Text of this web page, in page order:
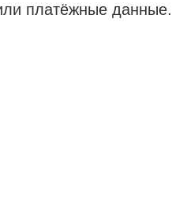
платёжные данные.